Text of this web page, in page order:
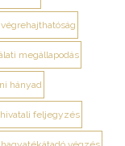
megállapodás
hányad
feljegyzés